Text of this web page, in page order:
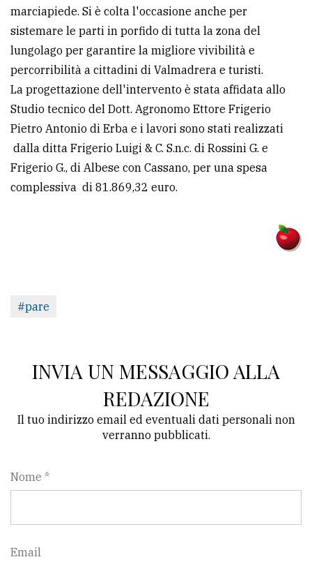
marciapiede. Si è colta l'occasione anche per
sistemare le parti in porfido di tutta la zona del
lungolago per garantire la migliore vivibilità e
percorribilità a cittadini di Valmadrera e turisti.
La progettazione dell'intervento è stata affidata allo
Studio tecnico del Dott. Agronomo Ettore Frigerio
Pietro Antonio di Erba e i lavori sono stati realizzati
dalla ditta Frigerio Luigi & C. S.n.c. di Rossini G. e
Frigerio G., di Albese con Cassano, per una spesa
complessiva di 81.869,32 euro.
#pare
INVIA UN MESSAGGIO ALLA
REDAZIONE
Il tuo indirizzo email ed eventuali dati personali non
verranno pubblicati.
Nome *
Email